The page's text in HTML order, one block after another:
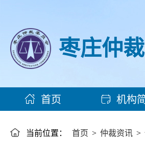
枣庄仲
首页 机构
当前位置： 首页 > 仲裁资讯 >